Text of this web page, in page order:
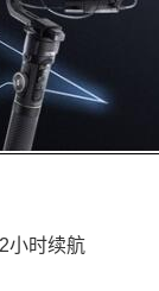
小时续航